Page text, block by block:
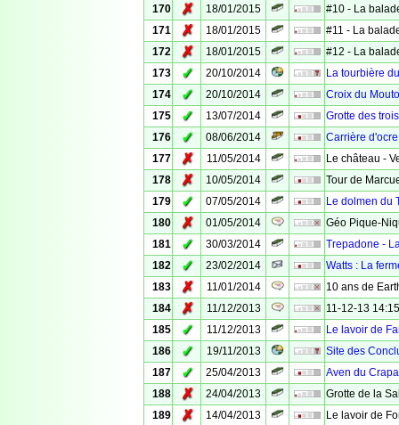
170
✗ 18/01/2015
#10 - La
171
✗ 18/01/2015
#11 - La
172
✗ 18/01/2015
#12 - La
173
✓ 20/10/2014
La tourbière
174
✓ 20/10/2014
Croix du
175
✓ 13/07/2014
Grotte des
176
✓ 08/06/2014
Carrière
177
✗ 11/05/2014
Le château -
178
✗ 10/05/2014
Tour de
179
✓ 07/05/2014
Le dolmen du
180
✗ 01/05/2014
Géo Pique-
181
✓ 30/03/2014
Trepadone -
182
✓ 23/02/2014
Watts : La
183
✗ 11/01/2014
10 ans de
184
✗ 11/12/2013
11-12-13
185
✓ 11/12/2013
Le lavoir de
186
✓ 19/11/2013
Site des
187
✓ 25/04/2013
Aven du
188
✗ 24/04/2013
Grotte de la
189
✗ 14/04/2013
Le lavoir de